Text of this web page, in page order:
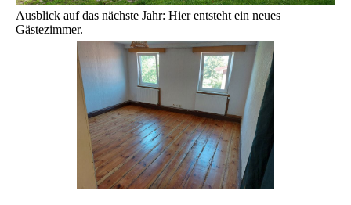
Ausblick auf das nächste Jahr: Hier entsteht ein neues
Gästezimmer.